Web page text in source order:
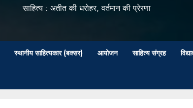
साहित्य : अतीत की धरोहर, वर्तमान की प्रेरणा
स्थानीय साहित्यकार (बक्सर) आयोजन साहित्य संग्रह